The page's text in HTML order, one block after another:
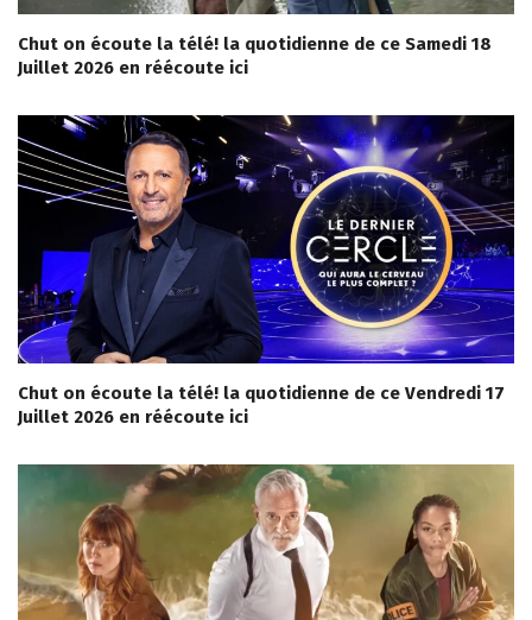
Chut on écoute la télé! la quotidienne de ce Samedi 18
Juillet 2026 en réécoute ici
Chut on écoute la télé! la quotidienne de ce Vendredi 17
Juillet 2026 en réécoute ici